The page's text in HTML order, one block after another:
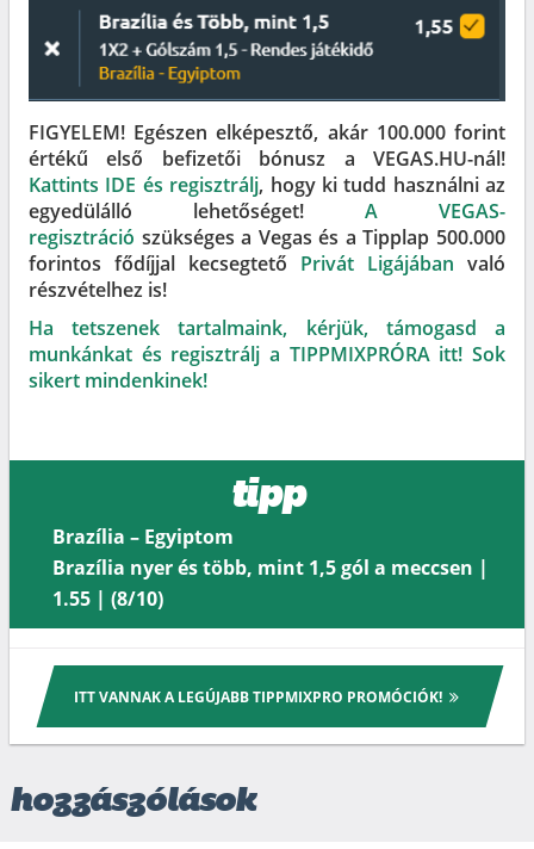
FIGYELEM! Egészen elképesztő, akár 100.000 forint
értékű első befizetői bónusz a VEGAS.HU-nál!
Kattints IDE és regisztrálj, hogy ki tudd használni az
egyedülálló lehetőséget! A VEGAS-
regisztráció szükséges a Vegas és a Tipplap 500.000
forintos fődíjjal kecsegtető Privát Ligájában való
részvételhez is!
Ha tetszenek tartalmaink, kérjük, támogasd a
munkánkat és regisztrálj a TIPPMIXPRÓRA itt! Sok
sikert mindenkinek!
tipp
Brazília – Egyiptom
Brazília nyer és több, mint 1,5 gól a meccsen |
1.55 | (8/10)
ITT VANNAK A LEGÚJABB TIPPMIXPRO PROMÓCIÓK!
hozzászólások